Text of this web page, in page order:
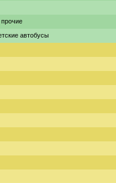
автобусы